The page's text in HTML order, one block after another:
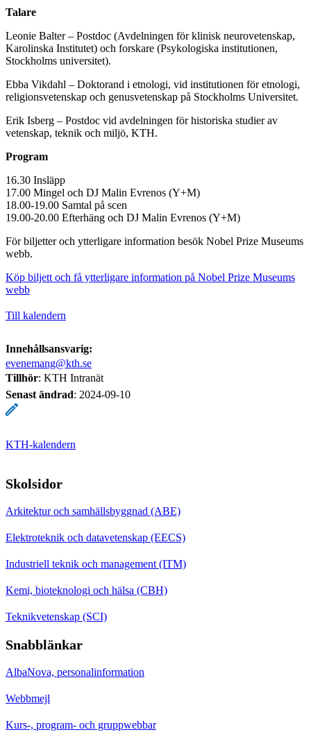
Talare
Leonie Balter – Postdoc (Avdelningen för klinisk neurovetenskap,
Karolinska Institutet) och forskare (Psykologiska institutionen,
Stockholms universitet).
Ebba Vikdahl – Doktorand i etnologi, vid institutionen för etnologi,
religionsvetenskap och genusvetenskap på Stockholms Universitet.
Erik Isberg – Postdoc vid avdelningen för historiska studier av
vetenskap, teknik och miljö, KTH.
Program
16.30 Insläpp
17.00 Mingel och DJ Malin Evrenos (Y+M)
18.00-19.00 Samtal på scen
19.00-20.00 Efterhäng och DJ Malin Evrenos (Y+M)
För biljetter och ytterligare information besök Nobel Prize Museums
webb.
Köp biljett och få ytterligare information på Nobel Prize Museums
webb
Till kalendern
Innehållsansvarig:
evenemang@kth.se
Tillhör: KTH Intranät
Senast ändrad: 2024-09-10
KTH-kalendern
Skolsidor
Arkitektur och samhällsbyggnad (ABE)
Elektroteknik och datavetenskap (EECS)
Industriell teknik och management (ITM)
Kemi, bioteknologi och hälsa (CBH)
Teknikvetenskap (SCI)
Snabblänkar
AlbaNova, personalinformation
Webbmejl
Kurs-, program- och gruppwebbar